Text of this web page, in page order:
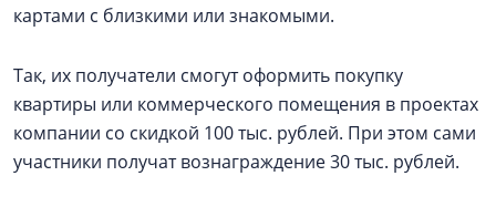
картами с близкими или знакомыми.
Так, их получатели смогут оформить покупку
квартиры или коммерческого помещения в проектах
компании со скидкой 100 тыс. рублей. При этом сами
участники получат вознаграждение 30 тыс. рублей.